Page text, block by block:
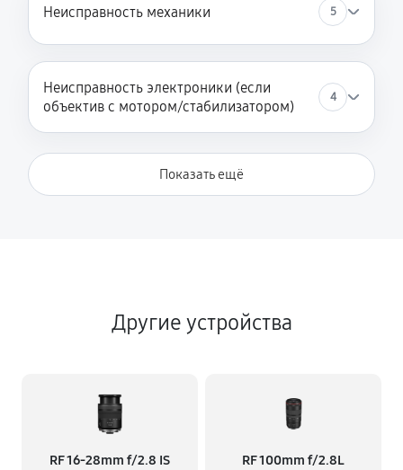
Неисправность механики 5
Неисправность электроники (если
объектив с мотором/стабилизатором)
4
Показать ещё
Другие устройства
RF 16‑28mm f/2.8 IS
RF 100mm f/2.8L